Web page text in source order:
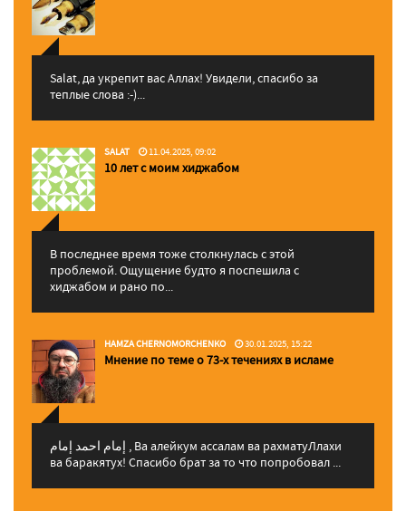
Salat, да укрепит вас Аллаx! Увидели, спасибо за
теплые слова :-)...
SALAT 11.04.2025, 09:02
10 лет с моим хиджабом
В последнее время тоже столкнулась с этой
проблемой. Ощущение будто я поспешила с
хиджабом и рано по...
HAMZA CHERNOMORCHENKO 30.01.2025, 15:22
Мнение по теме о 73-х течениях в исламе
إمام احمد إمام , Ва алейкум ассалам ва рахматуЛлахи
ва баракятух! Спасибо брат за то что попробовал ...